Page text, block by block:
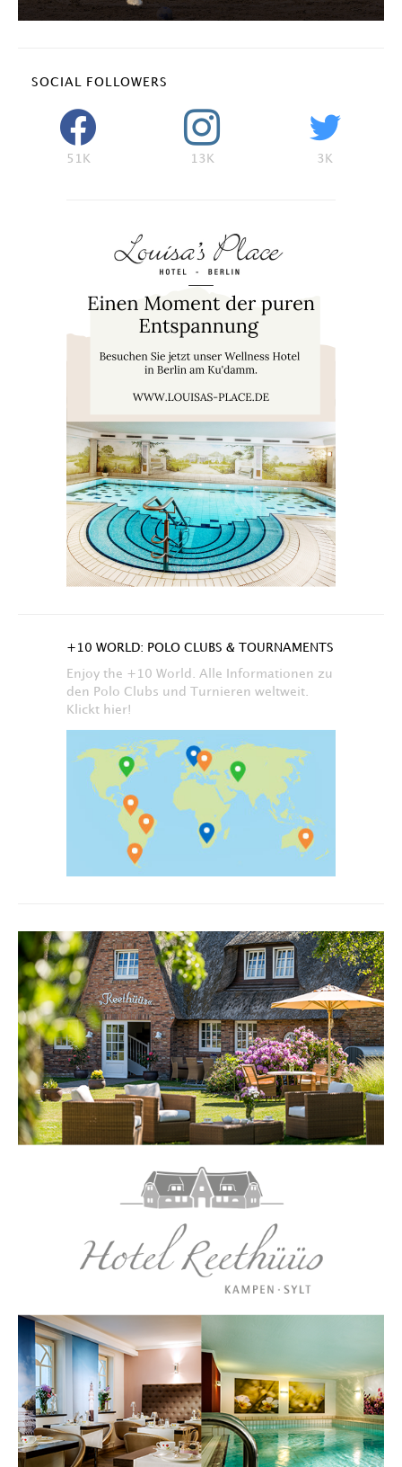
SOCIAL FOLLOWERS
51K 13K 3K
+10 WORLD: POLO CLUBS & TOURNAMENTS
Enjoy the +10 World. Alle Informationen zu
den Polo Clubs und Turnieren weltweit.
Klickt hier!